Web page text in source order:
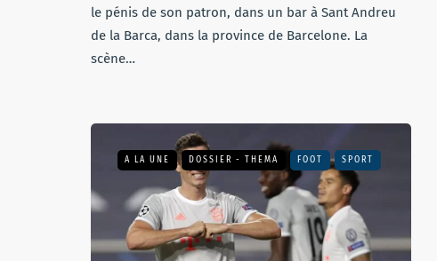
le pénis de son patron, dans un bar à Sant Andreu
de la Barca, dans la province de Barcelone. La
scène…
A LA UNE DOSSIER - THEMA FOOT SPORT